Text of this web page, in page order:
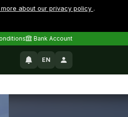
more about our privacy policy .
Bank Account
EN